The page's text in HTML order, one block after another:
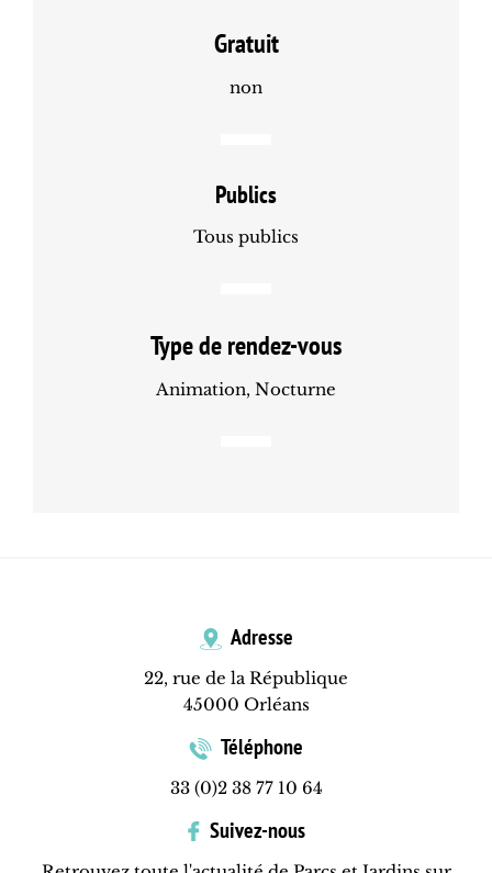
Gratuit
non
Publics
Tous publics
Type de rendez-vous
Animation, Nocturne
Adresse
22, rue de la République
45000 Orléans
Téléphone
33 (0)2 38 77 10 64
Suivez-nous